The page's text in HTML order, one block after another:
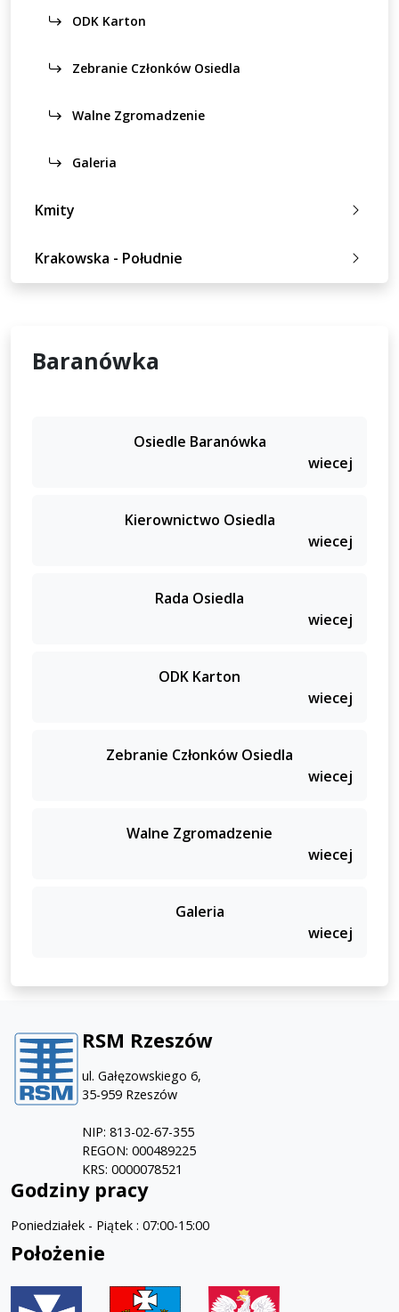
ODK Karton
Zebranie Członków Osiedla
Walne Zgromadzenie
Galeria
Kmity
Krakowska - Południe
Baranówka
Osiedle Baranówka
wiecej
Kierownictwo Osiedla
wiecej
Rada Osiedla
wiecej
ODK Karton
wiecej
Zebranie Członków Osiedla
wiecej
Walne Zgromadzenie
wiecej
Galeria
wiecej
RSM Rzeszów
ul. Gałęzowskiego 6,
35-959 Rzeszów
NIP: 813-02-67-355
REGON: 000489225
KRS: 0000078521
Godziny pracy
Poniedziałek - Piątek : 07:00-15:00
Położenie